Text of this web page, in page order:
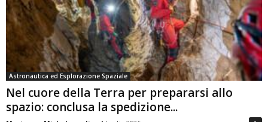
Astronautica ed Esplorazione Spaziale
Nel cuore della Terra per prepararsi allo
spazio: conclusa la spedizione...